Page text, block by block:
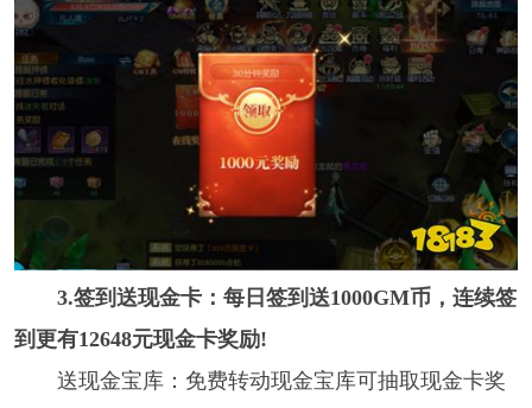
3.签到送现金卡：每日签到送1000GM币，连续签
到更有12648元现金卡奖励!
送现金宝库：免费转动现金宝库可抽取现金卡奖